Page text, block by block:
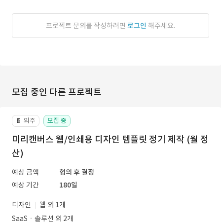
프로젝트 문의를 작성하려면 로그인 해주세요.
모집 중인 다른 프로젝트
📔 외주 모집 중
미리캔버스 웹/인쇄용 디자인 템플릿 정기 제작 (월 정
산)
예상 금액
협의 후 결정
예상 기간
180일
디자인
웹 외 1개
SaaSㆍ솔루션 외 2개